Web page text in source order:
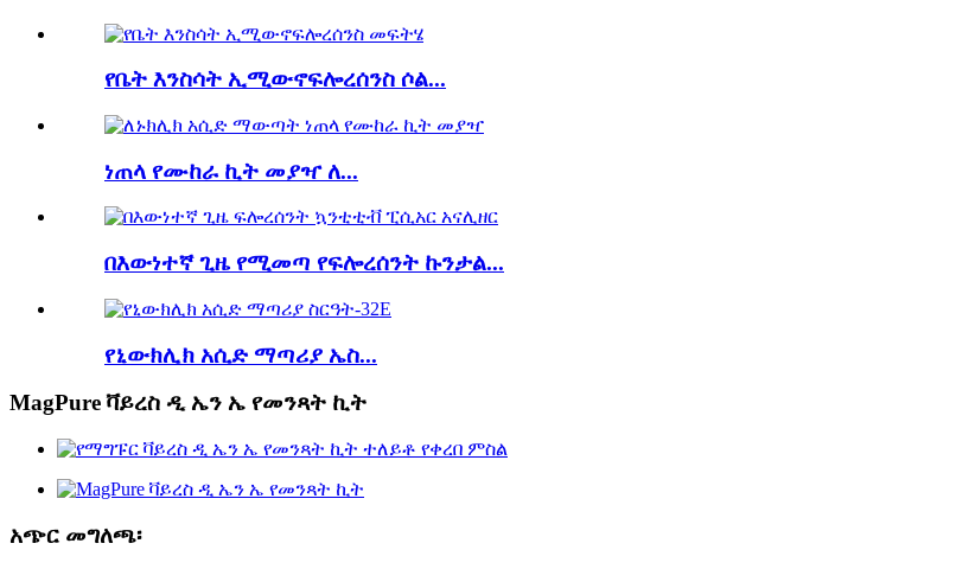
የቤት እንስሳት ኢሚውኖፍሎረሰንስ ሶል...
ነጠላ የሙከራ ኪት መያዣ ለ...
በእውነተኛ ጊዜ የሚመጣ የፍሎረሰንት ኩንታል...
የኒውክሊክ አሲድ ማጣሪያ ኤስ...
MagPure ቫይረስ ዲ ኤን ኤ የመንጻት ኪት
አጭር መግለጫ፡